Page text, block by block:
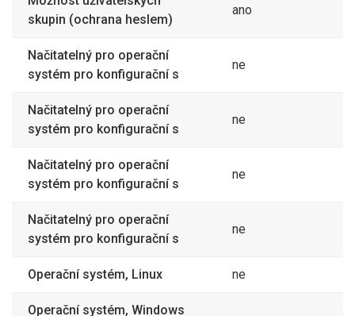
skupin (ochrana heslem)
ano
Načitatelný pro operační
systém pro konfigurační s
ne
Načitatelný pro operační
systém pro konfigurační s
ne
Načitatelný pro operační
systém pro konfigurační s
ne
Načitatelný pro operační
systém pro konfigurační s
ne
Operační systém, Linux ne
Operační systém, Windows